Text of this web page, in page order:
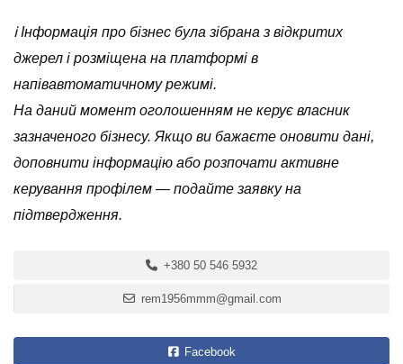
ℹ️ Інформація про бізнес була зібрана з відкритих
джерел і розміщена на платформі в
напівавтоматичному режимі.
На даний момент оголошенням не керує власник
зазначеного бізнесу. Якщо ви бажаєте оновити дані,
доповнити інформацію або розпочати активне
керування профілем — подайте заявку на
підтвердження.
+380 50 546 5932
rem1956mmm@gmail.com
Facebook